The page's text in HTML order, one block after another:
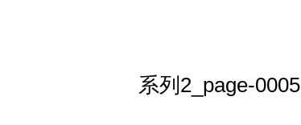
系列2_page-0005